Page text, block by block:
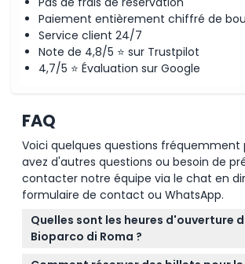
Paiement entièrement chiffré de
Service client 24/7
Note de 4,8/5 ⭐ sur Trustpilot
4,7/5 ⭐ Évaluation sur Google
FAQ
Voici quelques questions fréquemment
avez d'autres questions ou besoin de
contacter notre équipe via le chat en
formulaire de contact ou WhatsApp.
Quelles sont les heures d'ouverture
Bioparco di Roma ?
Le Bioparco di Roma est ouvert tous